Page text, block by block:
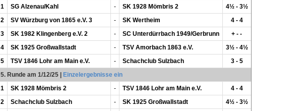
1
SG Alzenau/Kahl - SK 1928 Mömbris 2
4½ - 3½
2
SV Würzburg von 1865 e.V. 3 - SK Wertheim
4 - 4
3
SK 1982 Klingenberg e.V. 2 - SC Unterdürrbach 1949/Gerbrunn
+ - -
4
SK 1925 Großwallstadt - TSV Amorbach 1863 e.V.
3½ - 4½
5
TSV 1846 Lohr am Main e.V. - Schachclub Sulzbach
3 - 5
5. Runde am 1/12/25| Einzelergebnisse ein
1
SK 1928 Mömbris 2 - TSV 1846 Lohr am Main e.V.
4 - 4
2
Schachclub Sulzbach - SK 1925 Großwallstadt
4½ - 3½